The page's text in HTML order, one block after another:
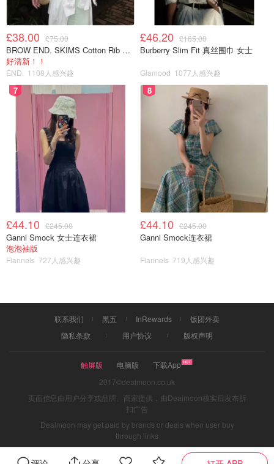
£38.00 £75.00
BROW END. SKIMS Cotton Rib 长款背心连衣裙 薄荷绿
好清新！！
END. 1108人感兴趣
£46.20 £165.00
Burberry Slim Fit 真丝围巾 女士
Glamood 1077人感兴趣
7
£44.10 £245.00
Ganni Smock 女士连衣裙
泡泡袖版
Flannels 727人感兴趣
8
£44.10 £245.00
Ganni Smock连衣裙
Flannels 719人感兴趣
联系我们 黑五 InRewards
饭团外卖
隐私条款
用户协议 版权声明
触屏版 电脑版
下载App
2017©dealmoon.co.uk
页面信息由用户分享或品牌、商家提供，由Dealmoon核实后发布折
扣广告
Dealmoon may get paid by brands or deals when user buy
through links